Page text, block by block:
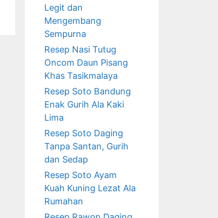
Legit dan
Mengembang
Sempurna
Resep Nasi Tutug
Oncom Daun Pisang
Khas Tasikmalaya
Resep Soto Bandung
Enak Gurih Ala Kaki
Lima
Resep Soto Daging
Tanpa Santan, Gurih
dan Sedap
Resep Soto Ayam
Kuah Kuning Lezat Ala
Rumahan